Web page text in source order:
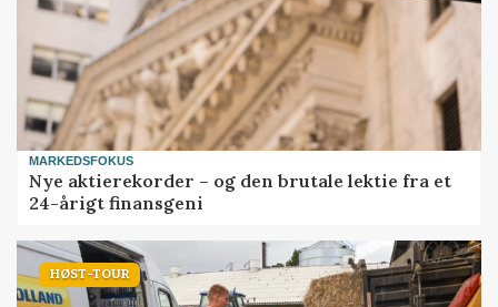
MARKEDSFOKUS
Nye aktierekorder – og den brutale lektie fra et
24-årigt finansgeni
HØST-TOUR